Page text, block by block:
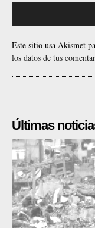
Este sitio usa Akismet
los datos de tus
Últimas